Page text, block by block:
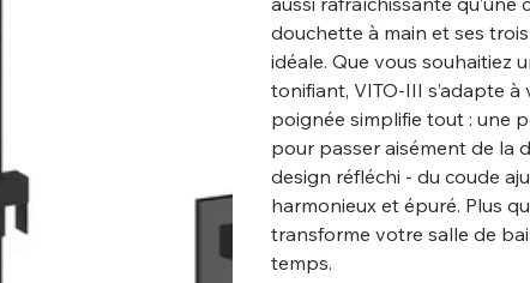
douchette à main et ses
idéale. Que vous souhaitiez
tonifiant, VITO-III s’adapte
poignée simplifie tout : une
pour passer aisément de la
design réfléchi - du coude
harmonieux et épuré. Plus
transforme votre salle de
temps.